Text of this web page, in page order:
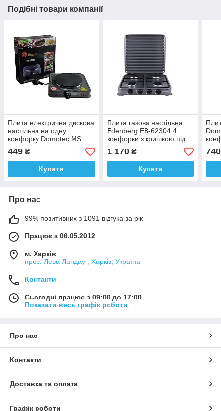
Подібні товари компанії
Плита електрична дискова
настільна на одну
конфорку Domotec MS
5821
449 ₴
Купити
Плита газова настільна
Edenberg EB-62304 4
конфорки з кришкою під
газовий балон
1 170₴
Купити
740
Про нас
99% позитивних з 1091 відгука за рік
Працює з 06.05.2012
м. Харків
прос. Лева Ландау , Харків, Україна
Контакти
Сьогодні працює з 09:00 до 17:00
Показати весь графік роботи
Про нас
Контакти
Доставка та оплата
Графік роботи